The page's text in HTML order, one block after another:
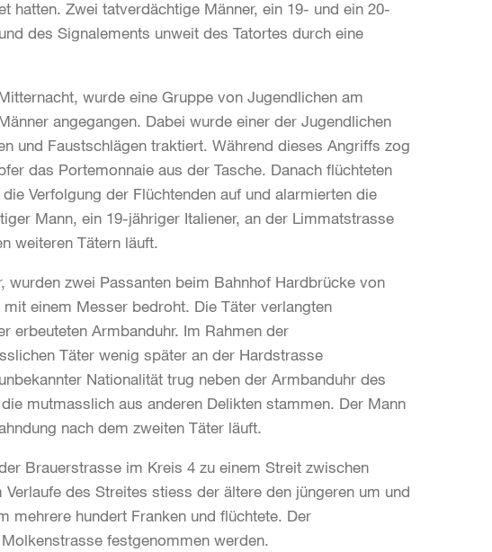
Zwei tatverdächtige Männer, ein 19- und ein 20-
des Signalements unweit des Tatortes durch eine
wurde eine Gruppe von Jugendlichen am
angegangen. Dabei wurde einer der Jugendlichen
und Faustschlägen traktiert. Während dieses Angriffs zog
das Portemonnaie aus der Tasche. Danach flüchteten
Verfolgung der Flüchtenden auf und alarmierten die
Mann, ein 19-jähriger Italiener, an der Limmatstrasse
weiteren Tätern läuft.
wurden zwei Passanten beim Bahnhof Hardbrücke von
einem Messer bedroht. Die Täter verlangten
erbeuteten Armbanduhr. Im Rahmen der
Täter wenig später an der Hardstrasse
Nationalität trug neben der Armbanduhr des
mutmasslich aus anderen Delikten stammen. Der Mann
nach dem zweiten Täter läuft.
Brauerstrasse im Kreis 4 zu einem Streit zwischen
des Streites stiess der ältere den jüngeren um und
mehrere hundert Franken und flüchtete. Der
festgenommen werden.